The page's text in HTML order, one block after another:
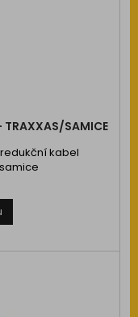
TRAXXAS/SAMICE
kabel